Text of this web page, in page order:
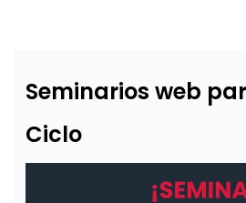
Seminarios web
Ciclo